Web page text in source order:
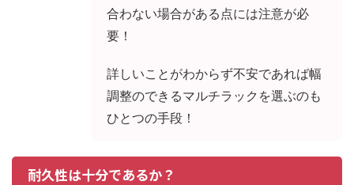
合わない場合がある点には注意が必
要！
詳しいことがわからず不安であれば幅
調整のできるマルチラックを選ぶのも
ひとつの手段！
耐久性は十分であるか？